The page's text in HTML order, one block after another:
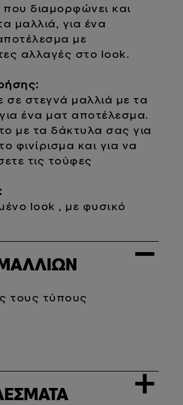
διαμορφώνει και
μαλλιά, για ένα
με
αλλαγές στο look.
σε στεγνά μαλλιά με τα
ένα ματ αποτέλεσμα.
με τα δάκτυλα σας για
φινίρισμα και για να
τις τούφες
look , με φυσικό
−
τους τύπους
+